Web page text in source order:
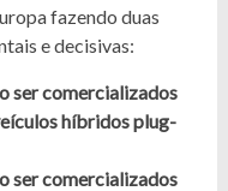
fazendo duas
e decisivas:
ser comercializados
híbridos plug-
ser comercializados